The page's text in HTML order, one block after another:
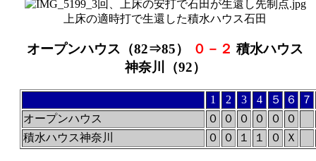
上床の適時打で生還した積水ハウス石田
オープンハウス（82⇒85） ０－２ 積水ハウス
神奈川（92）
1 2 3 4 ５ ６
７
オープンハウス
０ ０ ０ ０ ０
０
積水ハウス神奈川
０ ０ １ １ ０ Ｘ